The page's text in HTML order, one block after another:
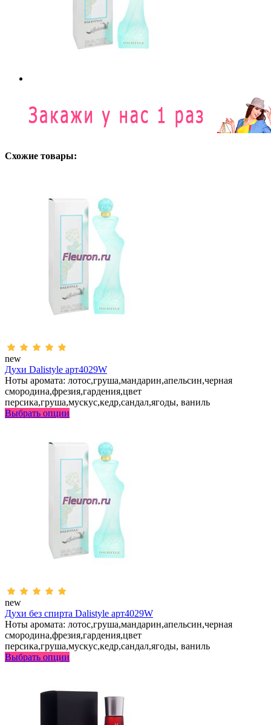
Схожие товары:
new
Духи Dalistyle арт4029W
Ноты аромата: лотос,груша,мандарин,апельсин,черная
смородина,фрезия,гардения,цвет
персика,груша,мускус,кедр,сандал,ягоды, ваниль
Выбрать опции
new
Духи без спирта Dalistyle арт4029W
Ноты аромата: лотос,груша,мандарин,апельсин,черная
смородина,фрезия,гардения,цвет
персика,груша,мускус,кедр,сандал,ягоды, ваниль
Выбрать опции